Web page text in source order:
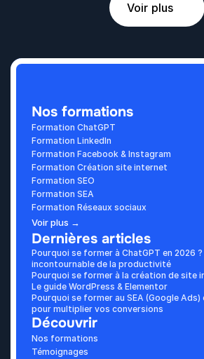
Voir plus
Nos formations
Formation ChatGPT
Formation LinkedIn
Formation Facebook & Instagram
Formation Création site internet
Formation SEO
Formation SEA
Formation Réseaux sociaux
Voir plus →
Dernières articles
Pourquoi se former à ChatGPT en 2026
incontournable de la productivité
Pourquoi se former à la création de site
Le guide WordPress & Elementor
Pourquoi se former au SEA (Google Ads)
pour multiplier vos conversions
Découvrir
Nos formations
Témoignages